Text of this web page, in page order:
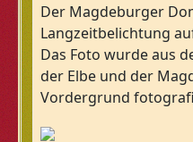
Der Magdeburger
Langzeitbelichtung
Das Foto wurde aus
der Elbe und der
Vordergrund